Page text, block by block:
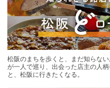
松阪のまちを歩くと、まだ知らな
が一人で巡り、出会った店主の人
と、松阪に行きたくなる。